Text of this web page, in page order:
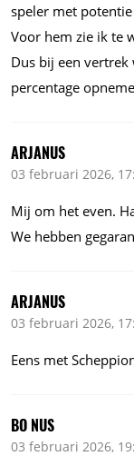
speler met
Voor hem zie ik te
Dus bij een vertrek
percentage
ARJANUS
03 februari 2026,
Mij om het even.
We hebben
ARJANUS
03 februari 2026,
Eens met
BO NUS
03 februari 2026,